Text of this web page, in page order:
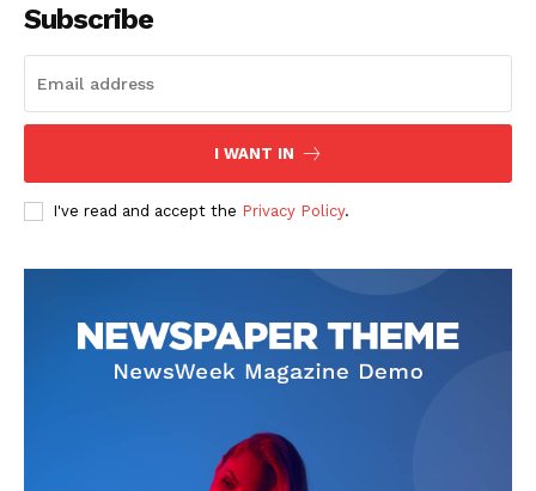
Subscribe
I WANT IN
I've read and accept the Privacy Policy.